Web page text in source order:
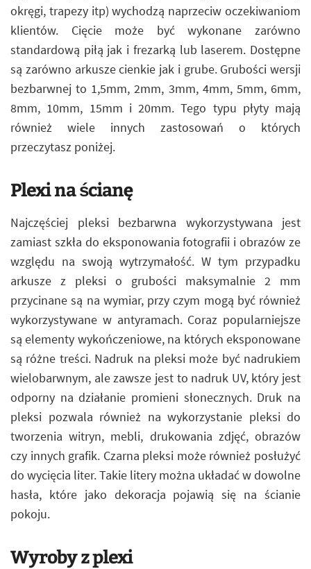
okręgi, trapezy itp) wychodzą naprzeciw oczekiwaniom
klientów. Cięcie może być wykonane zarówno
standardową piłą jak i frezarką lub laserem. Dostępne
są zarówno arkusze cienkie jak i grube. Grubości wersji
bezbarwnej to 1,5mm, 2mm, 3mm, 4mm, 5mm, 6mm,
8mm, 10mm, 15mm i 20mm. Tego typu płyty mają
również wiele innych zastosowań o których
przeczytasz poniżej.
Plexi na ścianę
Najczęściej pleksi bezbarwna wykorzystywana jest
zamiast szkła do eksponowania fotografii i obrazów ze
względu na swoją wytrzymałość. W tym przypadku
arkusze z pleksi o grubości maksymalnie 2 mm
przycinane są na wymiar, przy czym mogą być również
wykorzystywane w antyramach. Coraz popularniejsze
są elementy wykończeniowe, na których eksponowane
są różne treści. Nadruk na pleksi może być nadrukiem
wielobarwnym, ale zawsze jest to nadruk UV, który jest
odporny na działanie promieni słonecznych. Druk na
pleksi pozwala również na wykorzystanie pleksi do
tworzenia witryn, mebli, drukowania zdjęć, obrazów
czy innych grafik. Czarna pleksi może również posłużyć
do wycięcia liter. Takie litery można układać w dowolne
hasła, które jako dekoracja pojawią się na ścianie
pokoju.
Wyroby z plexi